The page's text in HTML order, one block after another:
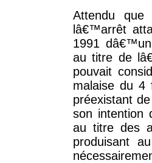
Attendu
lâ€™arrêt
1991
au titre de
pouvait
malaise du 4
préexistant
son intention
au titre des
produisant